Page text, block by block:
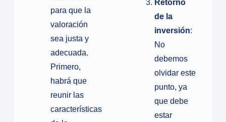
para que la
valoración
sea justa y
adecuada.
Primero,
habrá que
reunir las
características
Retorno
de la
inversión:
No
debemos
olvidar este
punto, ya
que debe
estar